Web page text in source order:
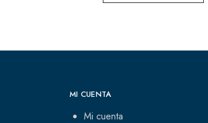
MI CUENTA
Mi cuenta